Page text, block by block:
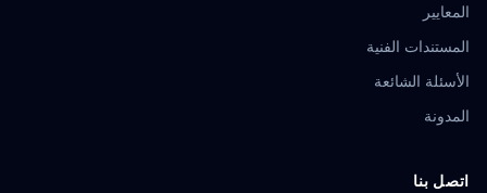
المعايير
المستندات الفنية
الأسئلة الشائعة
المدونة
اتصل بنا